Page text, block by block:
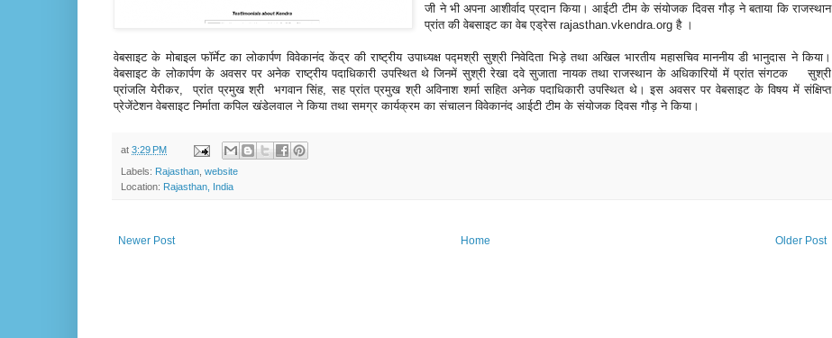
जी ने भी अपना आशीर्वाद प्रदान किया। आईटी टीम के संयोजक दिवस गौड़ ने बताया कि राजस्थान
प्रांत की वेबसाइट का वेब एड्रेस rajasthan.vkendra.org है ।
वेबसाइट के मोबाइल फॉर्मेट का लोकार्पण विवेकानंद केंद्र की राष्ट्रीय उपाध्यक्ष पद्मश्री सुश्री निवेदिता भिड़े तथा अखिल भारतीय महासचिव माननीय डी भानुदास ने किया।
वेबसाइट के लोकार्पण के अवसर पर अनेक राष्ट्रीय पदाधिकारी उपस्थित थे जिनमें सुश्री रेखा दवे सुजाता नायक तथा राजस्थान के अधिकारियों में प्रांत संगटक सुश्री
प्रांजलि येरीकर, प्रांत प्रमुख श्री भगवान सिंह, सह प्रांत प्रमुख श्री अविनाश शर्मा सहित अनेक पदाधिकारी उपस्थित थे। इस अवसर पर वेबसाइट के विषय में संक्षिप्त
प्रेजेंटेशन वेबसाइट निर्माता कपिल खंडेलवाल ने किया तथा समग्र कार्यक्रम का संचालन विवेकानंद आईटी टीम के संयोजक दिवस गौड़ ने किया।
at 3:29 PM
Labels: Rajasthan website
Location: Rajasthan, India
Newer Post Older Post
Home